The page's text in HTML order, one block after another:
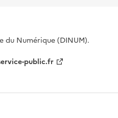
Numérique (DINUM).
public.fr